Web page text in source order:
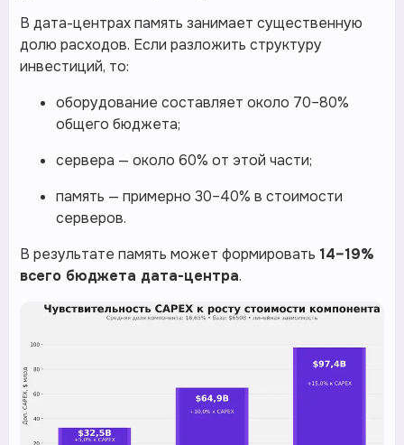
В дата-центрах память занимает существенную
долю расходов. Если разложить структуру
инвестиций, то:
оборудование составляет около 70–80%
общего бюджета;
сервера — около 60% от этой части;
память — примерно 30–40% в стоимости
серверов.
В результате память может формировать 14–19%
всего бюджета дата-центра.